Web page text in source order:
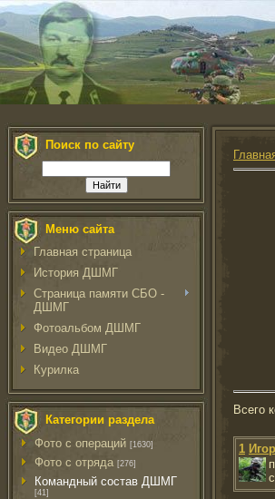
Поиск по сайту
Меню сайта
Главная страница
История ДШМГ
Страница памяти СБО -
ДШМГ
Фотоальбом ДШМГ
Видео ДШМГ
Курилка
Категории раздела
Фото с операций [1630]
Фото с отряда [276]
Командный состав ДШМГ
[41]
Всего
1